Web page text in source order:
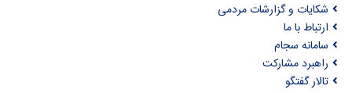
شکایات و گزارشات مردمی
ارتباط با ما
سامانه سجام
راهبرد مشارکت
تالار گفتگو